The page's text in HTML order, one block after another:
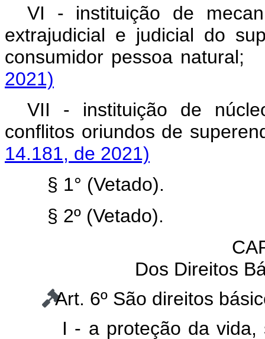
VI - instituição de
extrajudicial e judicial do
consumidor pessoa
2021)
VII - instituição de
conflitos oriundos de
14.181, de 2021)
§ 1° (Vetado).
§ 2º (Vetado).
Dos Direitos
Art. 6º São direitos
I - a proteção da vida,